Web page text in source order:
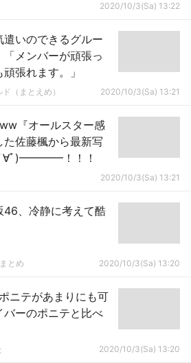
2020/10/3(Sa) 13:22
いのできるグルー
メンバーが頑張っ
張れます。」
（まとえめ） 2020/10/3(Sa) 13:21
『オールスター感
佐藤楓から最新写
ﾟ)━━━━！！！
2020/10/3(Sa) 13:21
46、冷静に考えて酷
とめ 2020/10/3(Sa) 13:20
ニテがあまりにも可
ーのポニテと比べ
2020/10/3(Sa) 13:20